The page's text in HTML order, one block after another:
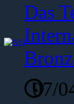
Das
07/